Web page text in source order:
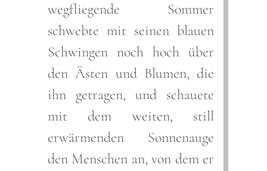
wegfliegende Sommer
schwebte mit seinen blauen
Schwingen noch hoch über
den Ästen und Blumen, die
ihn getragen, und schauete
mit dem weiten, still
erwärmenden Sonnenauge
den Menschen an, von dem er